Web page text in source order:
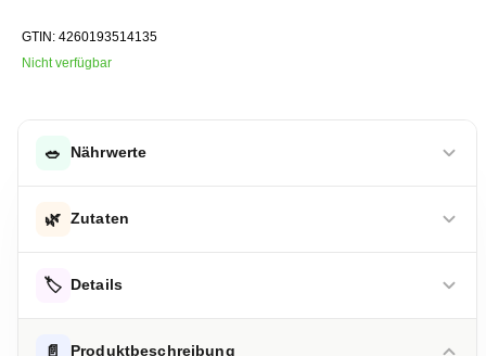
GTIN: 4260193514135
Nicht verfügbar
🥗 Nährwerte
Energie 344 kcal
🌿 Zutaten
mikrobielles Lab
Hinweis zur Haftung: Für die vorstehenden Angaben wird keine Haftung
🏷️ Details
ALLERGENHINWEISE
📄 Produktbeschreibung